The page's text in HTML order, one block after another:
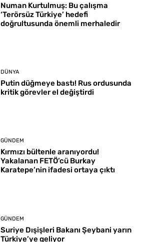
Numan Kurtulmuş: Bu çalışma
‘Terörsüz Türkiye’ hedefi
doğrultusunda önemli merhaledir
DÜNYA
Putin düğmeye bastı! Rus ordusunda
kritik görevler el değiştirdi
GÜNDEM
Kırmızı bültenle aranıyordu!
Yakalanan FETÖ’cü Burkay
Karatepe’nin ifadesi ortaya çıktı
GÜNDEM
Suriye Dışişleri Bakanı Şeybani yarın
Türkiye’ye geliyor